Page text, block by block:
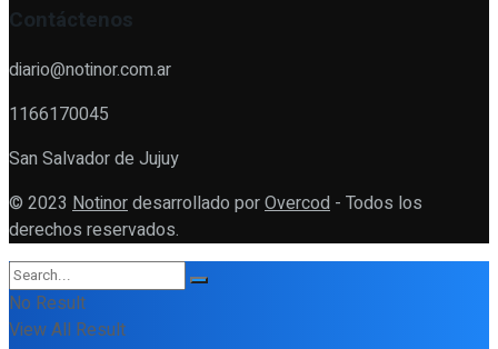
Contáctenos
diario@notinor.com.ar
1166170045
San Salvador de Jujuy
© 2023 Notinordesarrollado porOvercod - Todos los
derechos reservados.
No Result
View All Result